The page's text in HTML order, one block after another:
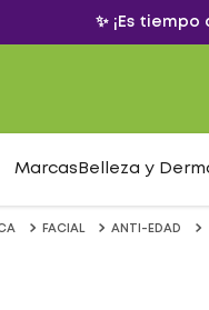
✨ ¡Es
Marcas Belleza y
FACIAL ANTI-EDAD